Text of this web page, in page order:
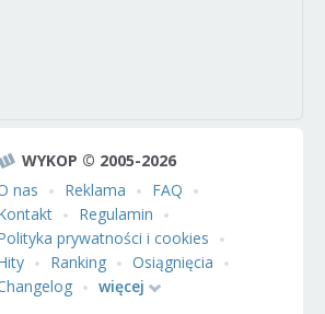
WYKOP © 2005-2026
nas
Reklama
FAQ
Regulamin
prywatności i cookies
Ranking
Osiągnięcia
więcej